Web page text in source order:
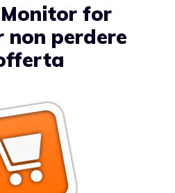
for
non perdere